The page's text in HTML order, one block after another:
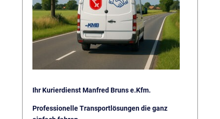
Ihr Kurierdienst Manfred Bruns e.Kfm.
Professionelle Transportlösungen die ganz